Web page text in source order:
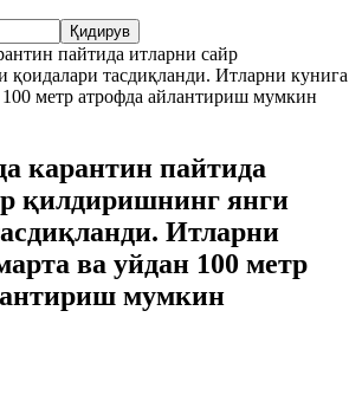
карантин пайтида
қилдиришнинг янги
Итларни
ва уйдан 100 метр
мумкин